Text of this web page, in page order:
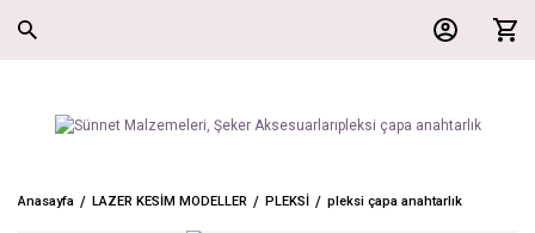
Anasayfa LAZER KESİM MODELLER PLEKSİ pleksi çapa anahtarlık